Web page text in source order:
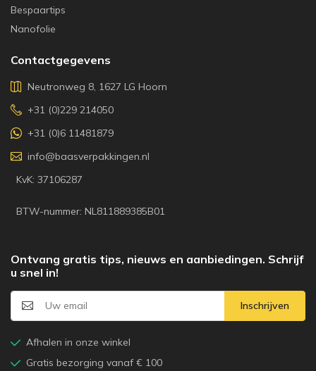
Bespaartips
Nanofolie
Contactgegevens
Neutronweg 8, 1627 LG Hoorn
+31 (0)229 214050
+31 (0)6 11481879
info@baasverpakkingen.nl
KvK: 37106287
BTW-nummer: NL811889385B01
Ontvang gratis tips, nieuws en aanbiedingen. Schrijf
u snel in!
Inschrijven
Afhalen in onze winkel
Gratis bezorging vanaf € 100